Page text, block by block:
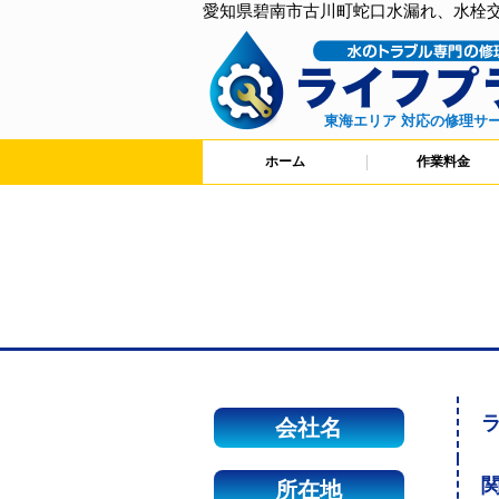
愛知県碧南市古川町蛇口水漏れ、水栓
東海エリア 対応の修理サ
ホーム 作業料金
会社名
所在地